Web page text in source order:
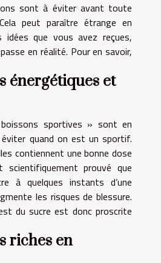
sont à éviter avant toute
peut paraître étrange en
idées que vous avez reçues,
en réalité. Pour en savoir,
énergétiques et
sportives » sont en
quand on est un sportif.
contiennent une bonne dose
prouvé que
à quelques instants d’une
les risques de blessure.
du sucre est donc proscrite
riches en